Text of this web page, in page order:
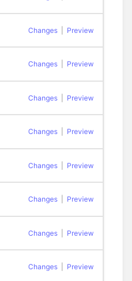
Changes Preview
Changes Preview
Changes Preview
Changes Preview
Changes Preview
Changes Preview
Changes Preview
Changes Preview